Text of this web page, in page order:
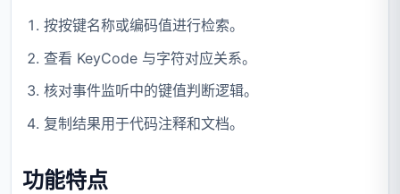
按按键名称或编码值进行检索。
查看 KeyCode 与字符对应关系。
核对事件监听中的键值判断逻辑。
复制结果用于代码注释和文档。
功能特点